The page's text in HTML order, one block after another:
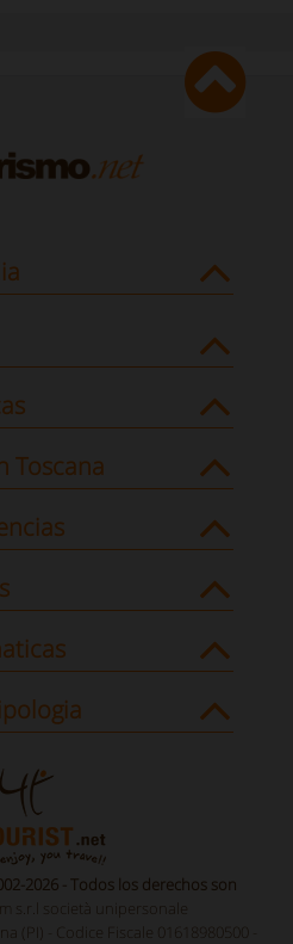
Toscana
2026 - Todos los derechos son
s.r.l società unipersonale
(PI) - Codice Fiscale 01618980500 -